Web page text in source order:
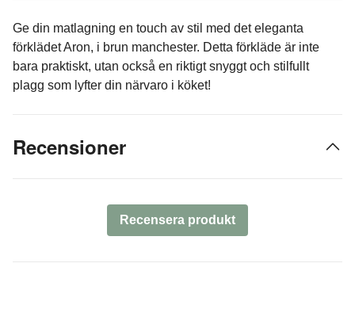
Ge din matlagning en touch av stil med det eleganta
förklädet Aron, i brun manchester. Detta förkläde är inte
bara praktiskt, utan också en riktigt snyggt och stilfullt
plagg som lyfter din närvaro i köket!
Recensioner
Recensera produkt